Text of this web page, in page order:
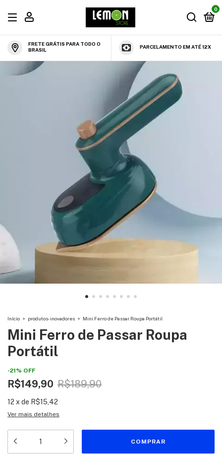
0
FRETE GRÁTIS PARA TODO O
BRASIL
PARCELAMENTO EM ATÉ 12X
Início > produtos-inovadores > Mini Ferro de Passar Roupa Portátil
Mini Ferro de Passar Roupa
Portátil
-21% OFF
R$149,90 R$189,90
12 x de R$15,42
Ver mais detalhes